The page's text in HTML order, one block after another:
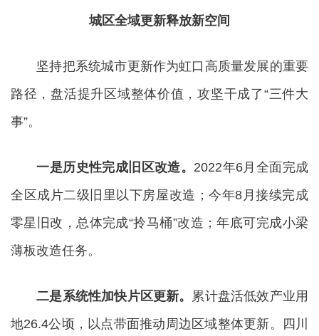
城区全域更新释放新空间
坚持把系统城市更新作为虹口高质量发展的重要
路径，盘活提升区域整体价值，攻坚干成了“三件大
事”。
一是历史性完成旧区改造。 2022年6月全面完成
全区成片二级旧里以下房屋改造；今年8月接续完成
零星旧改，总体完成“拎马桶”改造；年底可完成小梁
薄板改造任务。
二是系统性加快片区更新。 累计盘活低效产业用
地26.4公顷，以点带面推动周边区域整体更新。四川